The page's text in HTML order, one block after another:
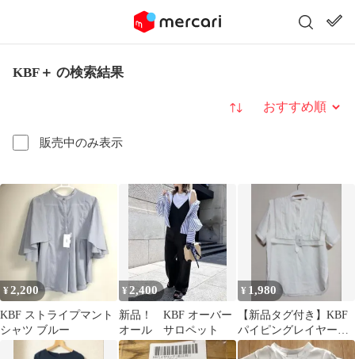
KBF＋ の検索結果
販売中のみ表示
並び替え
¥2,200
KBF ストライプマント
シャツ ブルー
¥2,400
新品！ KBF オーバー
オール サロペット
¥ 1,980
【新品タグ付き】KBF
パイピングレイヤード
シャツ フリーサイズ